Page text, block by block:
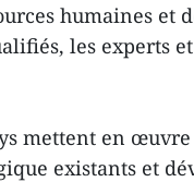
humaines et
les experts
mettent en
existants et